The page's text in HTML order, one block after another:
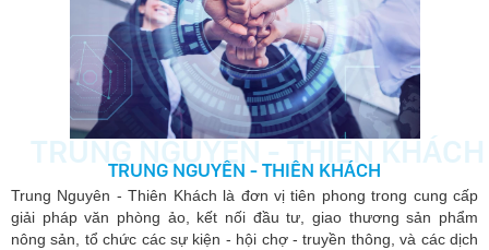
TRUNG NGUYÊN - THIÊN KHÁCH
TRUNG NGUYÊN - THIÊN KHÁCH
Trung Nguyên - Thiên Khách là đơn vị tiên phong trong cung cấp
giải pháp văn phòng ảo, kết nối đầu tư, giao thương sản phẩm
nông sản, tổ chức các sự kiện - hội chợ - truyền thông, và các dịch